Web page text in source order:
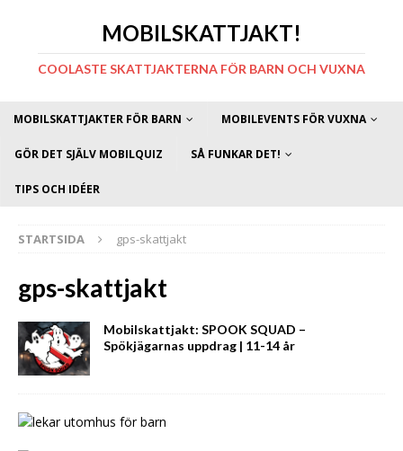
MOBILSKATTJAKT!
COOLASTE SKATTJAKTERNA FÖR BARN OCH VUXNA
MOBILSKATTJAKTER FÖR BARN MOBILEVENTS FÖR VUXNA
GÖR DET SJÄLV MOBILQUIZ SÅ FUNKAR DET!
TIPS OCH IDÉER
STARTSIDA gps-skattjakt
gps-skattjakt
Mobilskattjakt: SPOOK SQUAD –
Spökjägarnas uppdrag | 11-14 år